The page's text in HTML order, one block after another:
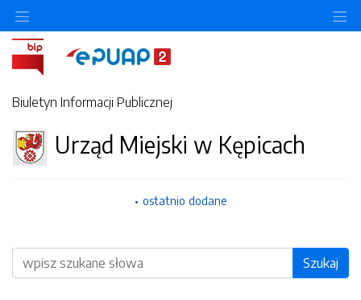
Biuletyn Informacji Publicznej
Urząd Miejski w Kępicach
ostatnio dodane
Wyszukiwarka Szukaj